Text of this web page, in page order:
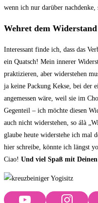
wenn ich nur darüber
Wehret dem Widerstand
Interessant finde ich, dass das
ein Quatsch! Mein innerer
praktizieren, aber widerstehen
ja keine Packung Kekse, bei der
angemessen wäre, weil sie im
Gegenteil – ich möchte diesen
auch nicht widerstehen, so álà
glaube heute widerstehe ich mal
hier schreibe, könnte ich längst
Ciao! Und viel Spaß mit